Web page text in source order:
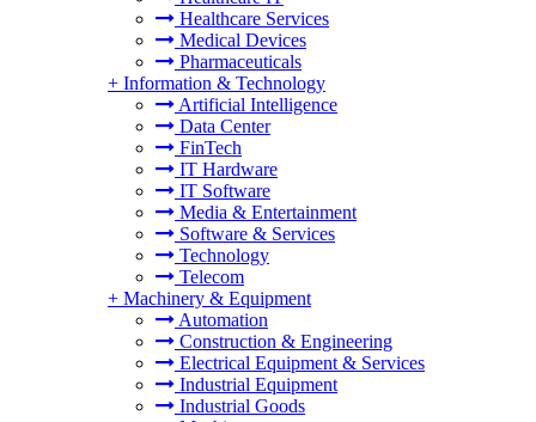
Healthcare Services
Medical Devices
Pharmaceuticals
+ Information & Technology
Artificial Intelligence
Data Center
FinTech
IT Hardware
IT Software
Media & Entertainment
Software & Services
Technology
Telecom
+ Machinery & Equipment
Automation
Construction & Engineering
Electrical Equipment & Services
Industrial Equipment
Industrial Goods